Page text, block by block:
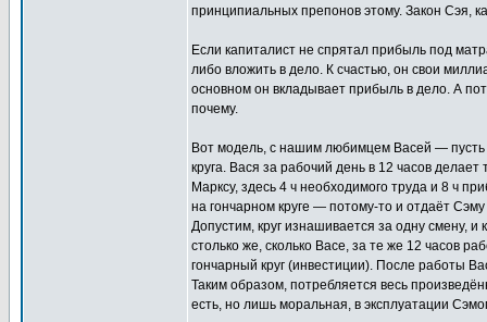
принципиальных препонов этому. Закон Сэя,
Если капиталист не спрятал прибыль под
либо вложить в дело. К счастью, он свои
основном он вкладывает прибыль в дело. А
почему.
Вот модель, с нашим любимцем Васей — пусть
круга. Вася за рабочий день в 12 часов
Марксу, здесь 4 ч необходимого труда и 8 ч
на гончарном круге — потому-то и отдаёт
Допустим, круг изнашивается за одну смену,
столько же, сколько Васе, за те же 12 часов
гончарный круг (инвестиции). После работы
Таким образом, потребляется весь
есть, но лишь моральная, в эксплуатации